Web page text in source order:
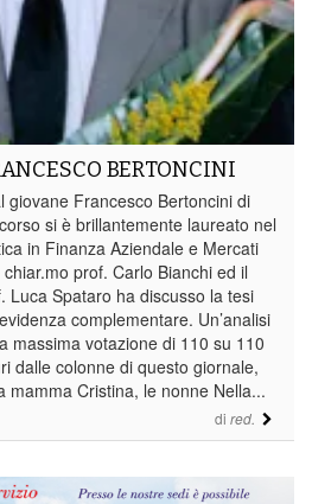
di red.
BERTONCINI
giovane Francesco Bertoncini di
si è brillantemente laureato nel
in Finanza Aziendale e Mercati
prof. Carlo Bianchi ed il
Luca Spataro ha discusso la tesi
complementare. Un’analisi
massima votazione di 110 su 110
dalle colonne di questo giornale,
mamma Cristina, le nonne Nella...